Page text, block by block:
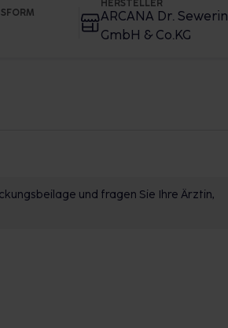
HERSTELLER
ARCANA Dr. Sewerin
GmbH & Co.KG
und fragen Sie Ihre Ärztin,